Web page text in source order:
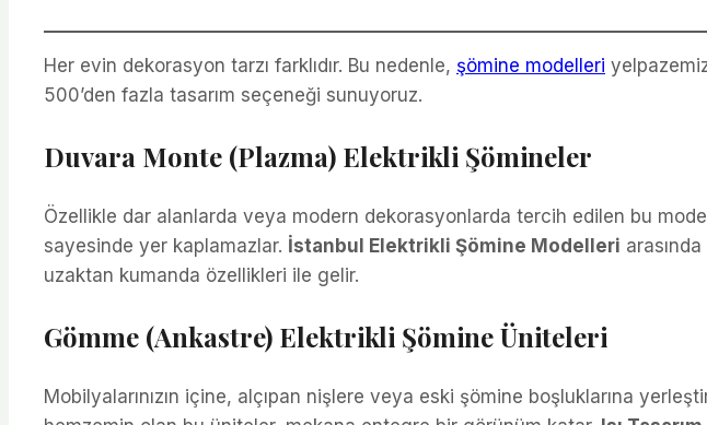
Her evin dekorasyon tarzı farklıdır. Bu nedenle, şömine modelleri
500’den fazla tasarım seçeneği sunuyoruz.
Duvara Monte (Plazma) Elektrikli Şömineler
Özellikle dar alanlarda veya modern dekorasyonlarda tercih edilen bu
sayesinde yer kaplamazlar. İstanbul Elektrikli Şömine Modelleri
uzaktan kumanda özellikleri ile gelir.
Gömme (Ankastre) Elektrikli Şömine Üniteleri
Mobilyalarınızın içine, alçıpan nişlere veya eski şömine boşluklarına